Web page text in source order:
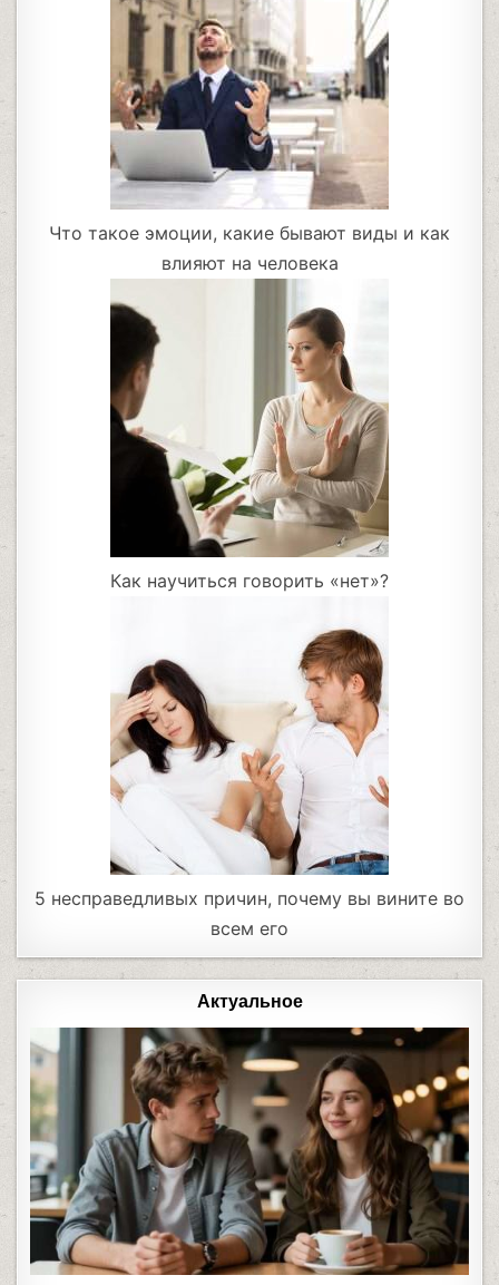
Что такое эмоции, какие бывают виды и как
влияют на человека
Как научиться говорить «нет»?
5 несправедливых причин, почему вы вините во
всем его
Актуальное